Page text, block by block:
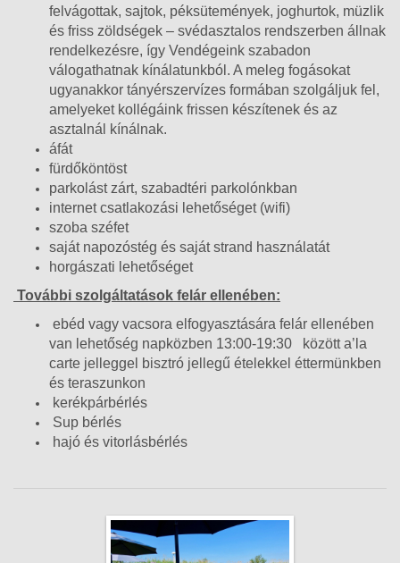
felvágottak, sajtok, péksütemények, joghurtok, müzlik
és friss zöldségek – svédasztalos rendszerben állnak
rendelkezésre, így Vendégeink szabadon
válogathatnak kínálatunkból. A meleg fogásokat
ugyanakkor tányérszervízes formában szolgáljuk fel,
amelyeket kollégáink frissen készítenek és az
asztalnál kínálnak.
áfát
fürdőköntöst
parkolást zárt, szabadtéri parkolónkban
internet csatlakozási lehetőséget (wifi)
szoba széfet
saját napozóstég és saját strand használatát
horgászati lehetőséget
További szolgáltatások felár ellenében:
ebéd vagy vacsora elfogyasztására felár ellenében
van lehetőség napközben 13:00-19:30 között a’la
carte jelleggel bisztró jellegű ételekkel éttermünkben
és teraszunkon
kerékpárbérlés
Sup bérlés
hajó és vitorlásbérlés